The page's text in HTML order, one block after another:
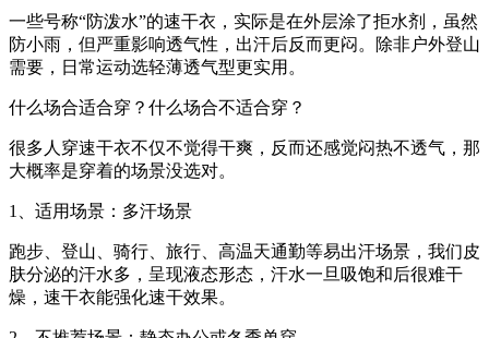
一些号称“防泼水”的速干衣，实际是在外层涂了拒水剂，虽然
防小雨，但严重影响透气性，出汗后反而更闷。除非户外登山
需要，日常运动选轻薄透气型更实用。
什么场合适合穿？什么场合不适合穿？
很多人穿速干衣不仅不觉得干爽，反而还感觉闷热不透气，那
大概率是穿着的场景没选对。
1、适用场景：多汗场景
跑步、登山、骑行、旅行、高温天通勤等易出汗场景，我们皮
肤分泌的汗水多，呈现液态形态，汗水一旦吸饱和后很难干
燥，速干衣能强化速干效果。